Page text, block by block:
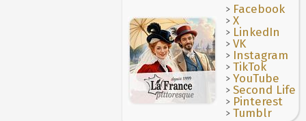
> Facebook
>X
> LinkedIn
>VK
> Instagram
>TikTok
>YouTube
>Second Life
> Pinterest
>Tumblr